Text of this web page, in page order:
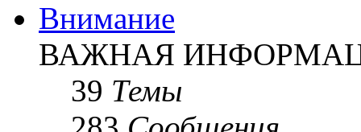
Внимание
ВАЖНАЯ
39 Темы